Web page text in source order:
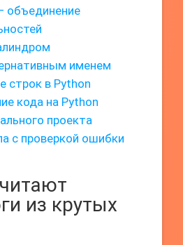
объединение
именем
строк в Python
кода на Python
проекта
с проверкой ошибки
из крутых